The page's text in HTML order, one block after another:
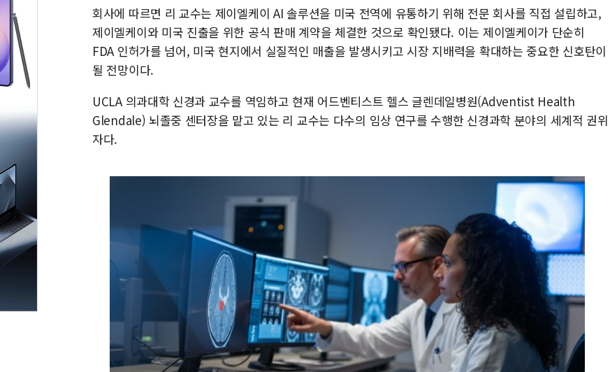
롯데웰푸드, 2분기
이성윤 '호남 민심은
회사에 따르면 리 교수는 제이엘케이 AI 솔루션을 미국 전역에 유통하기 위해 전문 회사를 직접 설립하고,
제이엘케이와 미국 진출을 위한 공식 판매 계약을 체결한 것으로 확인됐다. 이는 제이엘케이가 단순히
FDA 인허가를 넘어, 미국 현지에서 실질적인 매출을 발생시키고 시장 지배력을 확대하는 중요한 신호탄이
될 전망이다.
UCLA 의과대학 신경과 교수를 역임하고 현재 어드벤티스트 헬스 글렌데일병원(Adventist Health
Glendale) 뇌졸중 센터장을 맡고 있는 리 교수는 다수의 임상 연구를 수행한 신경과학 분야의 세계적 권위
자다.